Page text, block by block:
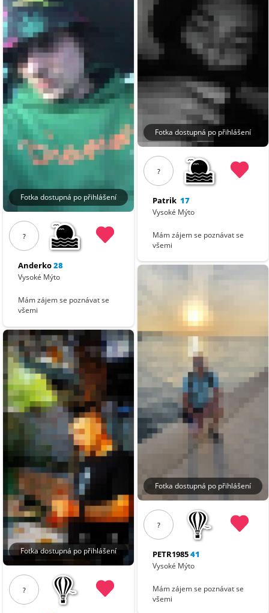
Fotka dostupná po přihlášení
?
Anderko28
Vysoké Mýto
Mám zájem se poznávat se
všemi
Fotka dostupná po přihlášení
?
Fotka dostupná po přihlášení
?
Patrik 17
Vysoké Mýto
Mám zájem se poznávat se
všemi
Fotka dostupná po přihlášení
?
PETR198541
Vysoké Mýto
Mám zájem se poznávat se
všemi